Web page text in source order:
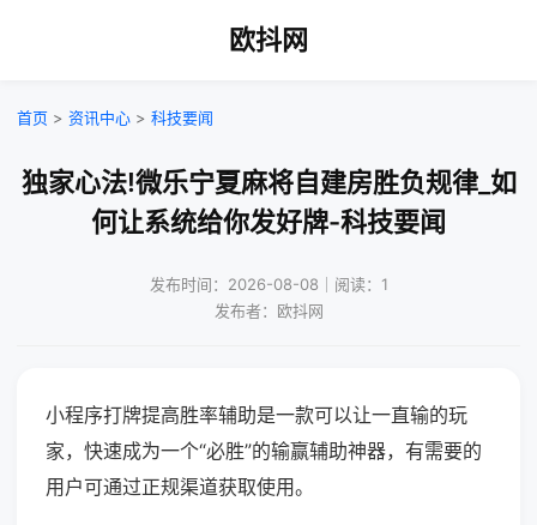
欧抖网
首页 > 资讯中心 > 科技要闻
独家心法!微乐宁夏麻将自建房胜负规律_如
何让系统给你发好牌-科技要闻
发布时间：2026-08-08｜阅读：1
发布者：欧抖网
小程序打牌提高胜率辅助是一款可以让一直输的玩
家，快速成为一个“必胜”的输赢辅助神器，有需要的
用户可通过正规渠道获取使用。